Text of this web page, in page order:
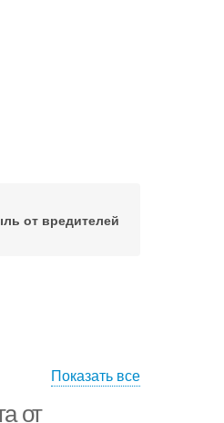
от вредителей
Показать все
от